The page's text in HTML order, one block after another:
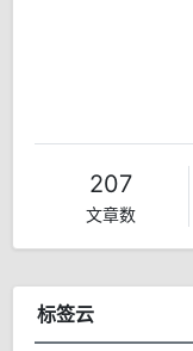
207
文章数
标签云